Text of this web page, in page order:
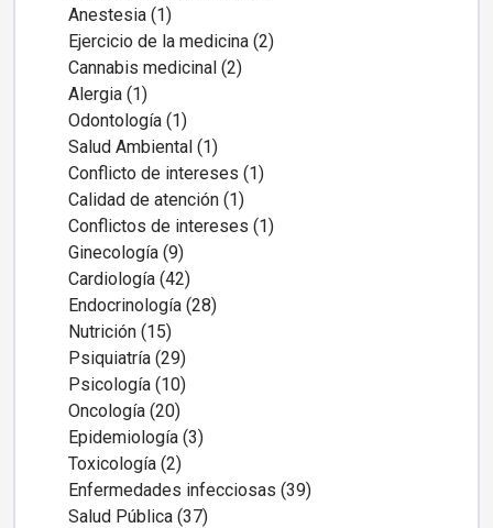
Anestesia (1)
Ejercicio de la medicina (2)
Cannabis medicinal (2)
Alergia (1)
Odontología (1)
Salud Ambiental (1)
Conflicto de intereses (1)
Calidad de atención (1)
Conflictos de intereses (1)
Ginecología (9)
Cardiología (42)
Endocrinología (28)
Nutrición (15)
Psiquiatría (29)
Psicología (10)
Oncología (20)
Epidemiología (3)
Toxicología (2)
Enfermedades infecciosas (39)
Salud Pública (37)